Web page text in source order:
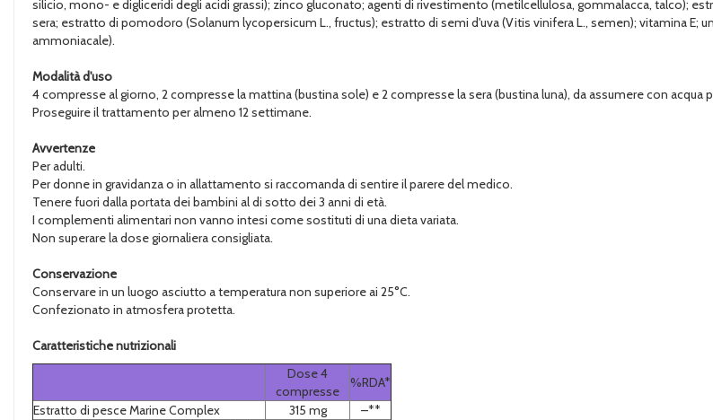
silicio, mono- e digliceridi degli acidi grassi); zinco gluconato; agenti di rivestimento (metilcellulosa, gommalacca, talco);
sera; estratto di pomodoro (Solanum lycopersicum L., fructus); estratto di semi d'uva (Vitis vinifera L., semen); vitamina
ammoniacale).
Modalità d'uso
4 compresse al giorno, 2 compresse la mattina (bustina sole) e 2 compresse la sera (bustina luna), da assumere con acqua
Proseguire il trattamento per almeno 12 settimane.
Avvertenze
Per adulti.
Per donne in gravidanza o in allattamento si raccomanda di sentire il parere del medico.
Tenere fuori dalla portata dei bambini al di sotto dei 3 anni di età.
I complementi alimentari non vanno intesi come sostituti di una dieta variata.
Non superare la dose giornaliera consigliata.
Conservazione
Conservare in un luogo asciutto a temperatura non superiore ai 25°C.
Confezionato in atmosfera protetta.
Caratteristiche nutrizionali
Dose 4
compresse
%RDA*
Estratto di pesce Marine Complex
315 mg
–**